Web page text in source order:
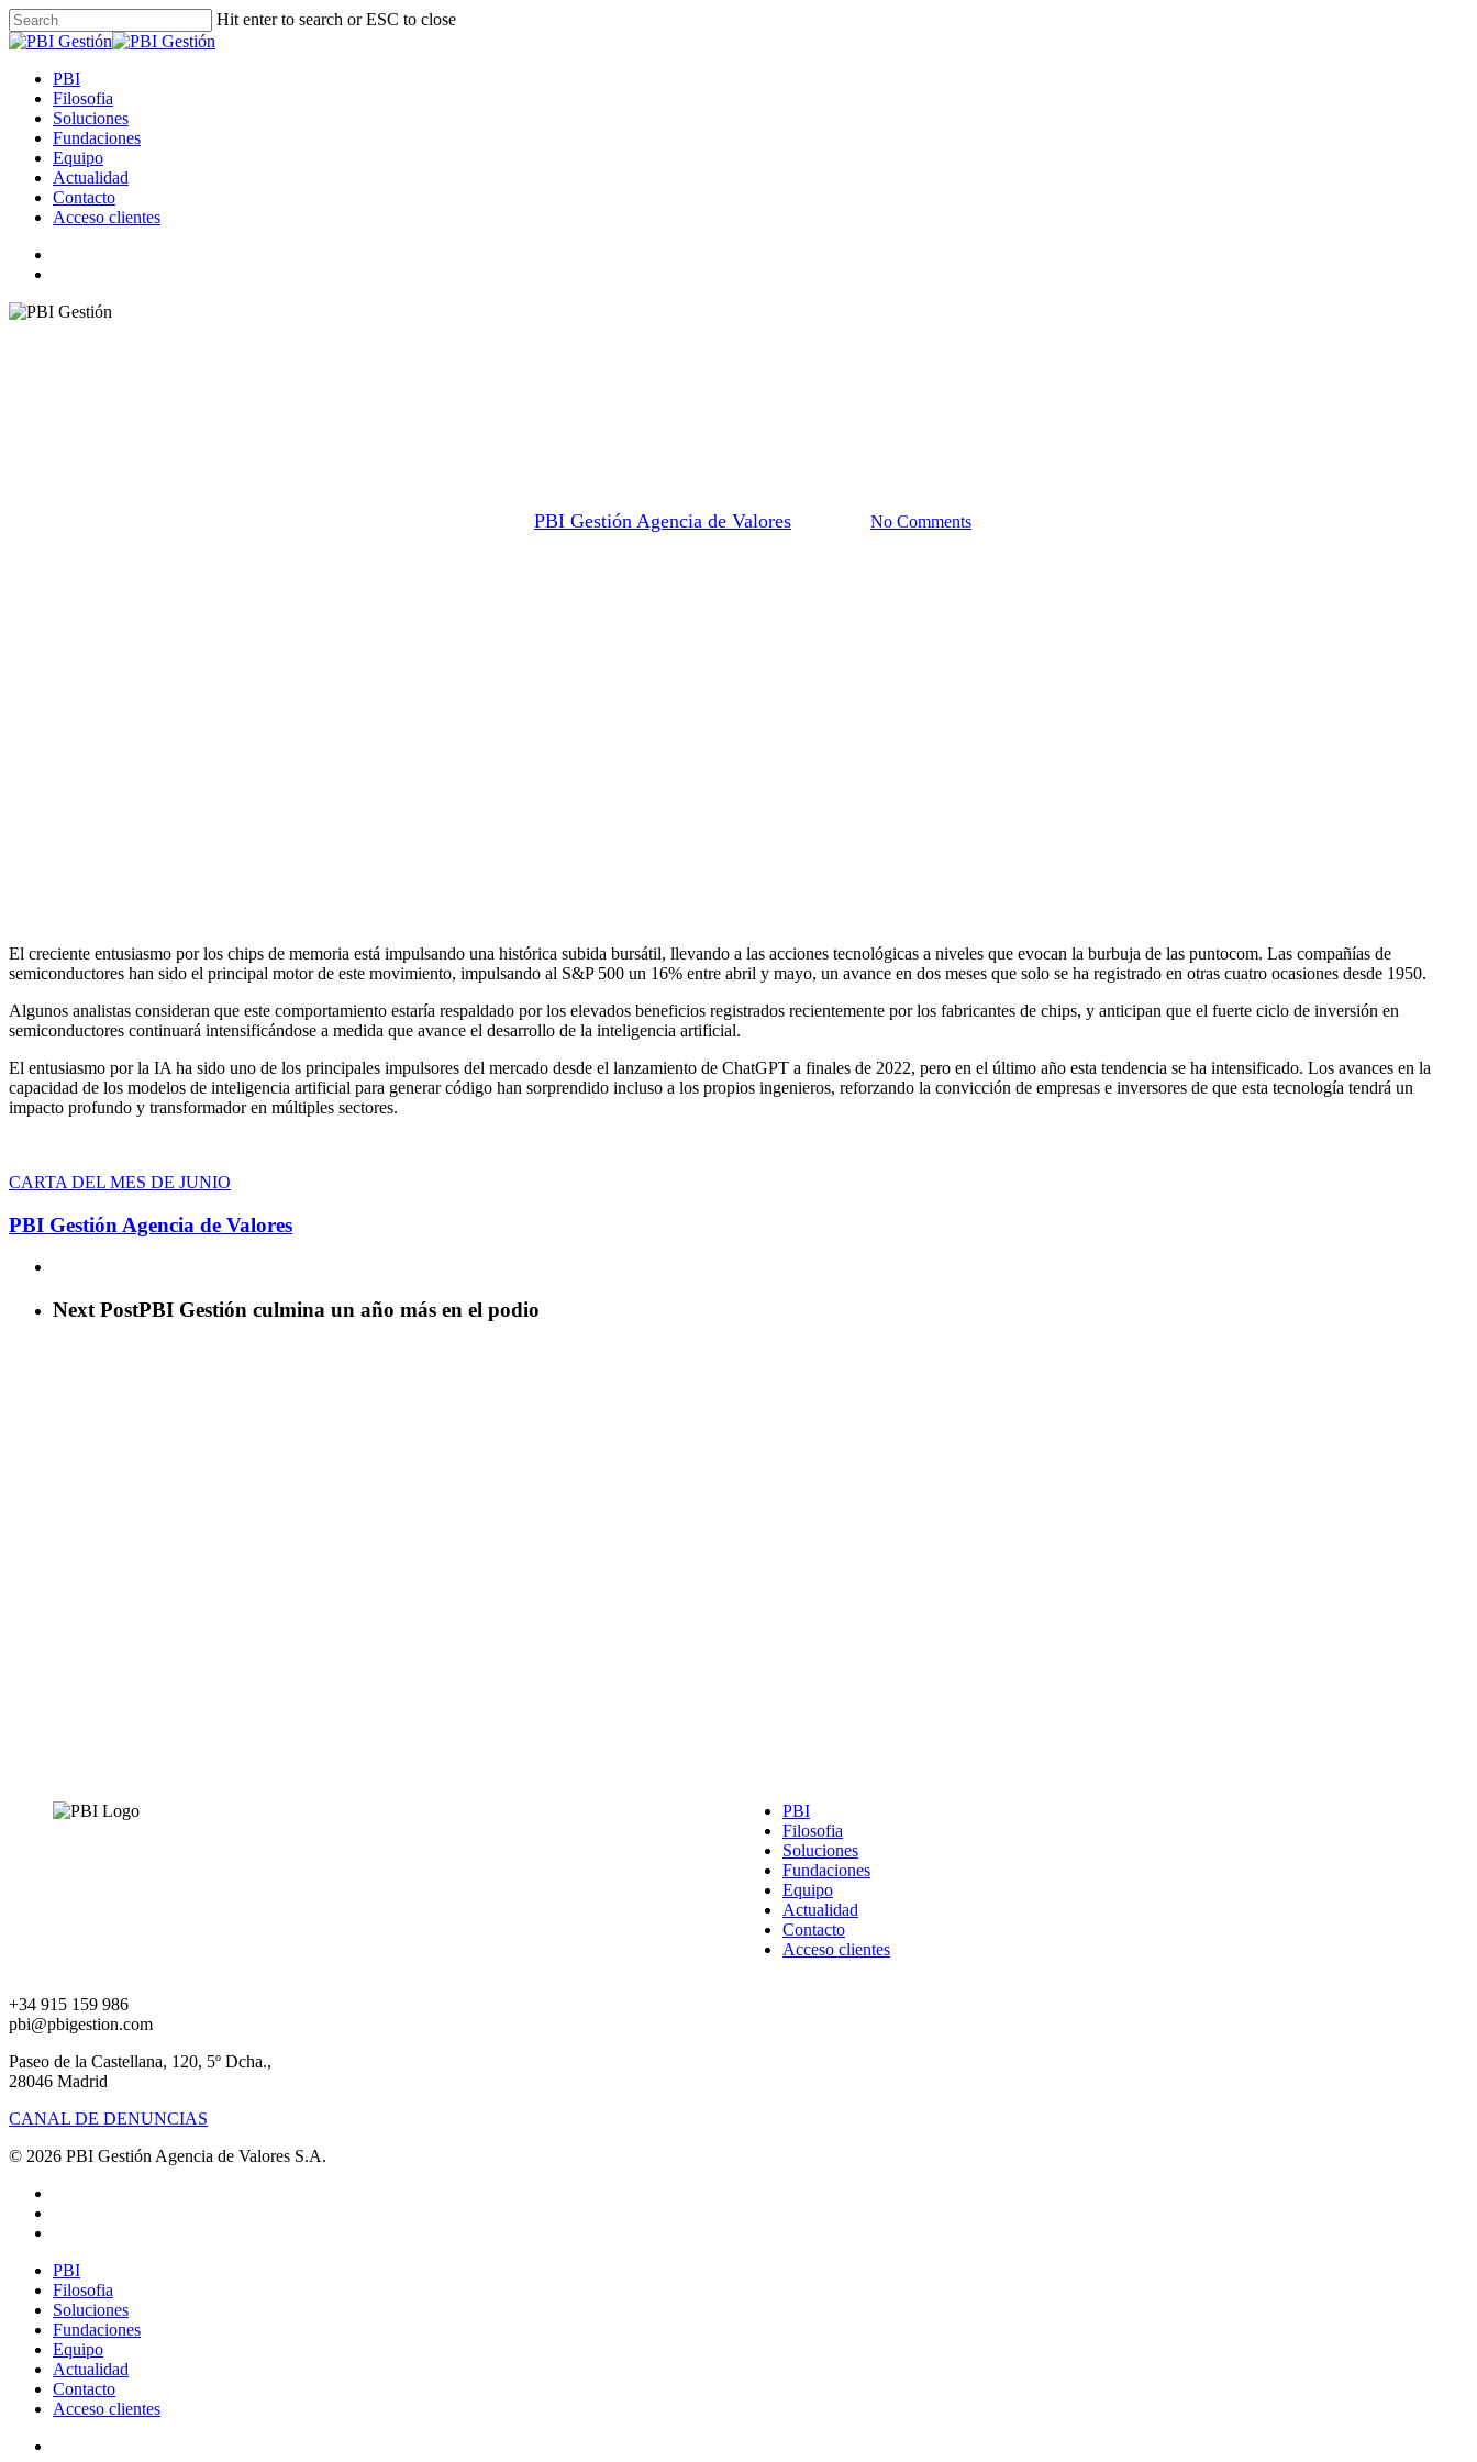
Skip
to
content
Hit enter to search or ESC to close
Close
search
Menu
PBI
Filosofia
Soluciones
Fundaciones
Equipo
Actualidad
Contacto
Acceso clientes
PBI Gestión Agencia de Valores No Comments
El creciente entusiasmo por los chips de memoria está impulsando una histórica subida bursátil, llevando a las acciones tecnológicas a niveles que evocan la burbuja de las puntocom. Las compañías de
semiconductores han sido el principal motor de este movimiento, impulsando al S&P 500 un 16% entre abril y mayo, un avance en dos meses que solo se ha registrado en otras cuatro ocasiones desde 1950.
Algunos analistas consideran que este comportamiento estaría respaldado por los elevados beneficios registrados recientemente por los fabricantes de chips, y anticipan que el fuerte ciclo de inversión en
semiconductores continuará intensificándose a medida que avance el desarrollo de la inteligencia artificial.
El entusiasmo por la IA ha sido uno de los principales impulsores del mercado desde el lanzamiento de ChatGPT a finales de 2022, pero en el último año esta tendencia se ha intensificado. Los avances en la
capacidad de los modelos de inteligencia artificial para generar código han sorprendido incluso a los propios ingenieros, reforzando la convicción de empresas e inversores de que esta tecnología tendrá un
impacto profundo y transformador en múltiples sectores.
CARTA DEL MES DE JUNIO
PBI Gestión Agencia de Valores
Next PostPBI Gestión culmina un año más en el podio
PBI
Filosofia
Soluciones
Fundaciones
Equipo
Actualidad
Contacto
Acceso clientes
+34 915 159 986
pbi@pbigestion.com
Paseo de la Castellana, 120, 5º Dcha.,
28046 Madrid
CANAL DE DENUNCIAS
© 2026 PBI Gestión Agencia de Valores S.A.
Close
Menu
PBI
Filosofia
Soluciones
Fundaciones
Equipo
Actualidad
Contacto
Acceso clientes